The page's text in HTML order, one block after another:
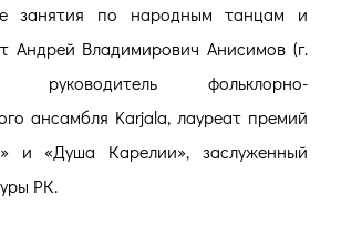
занятия по народным танцам и
Андрей Владимирович Анисимов (г.
руководитель фольклорно-
ансамбля Karjala, лауреат премий
и «Душа Карелии», заслуженный
РК.